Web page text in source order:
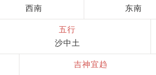
西南
东南
五行
沙中土
吉神宜趋